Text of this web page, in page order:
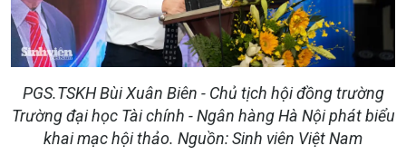
PGS.TSKH Bùi Xuân Biên - Chủ tịch hội đồng trường
Trường đại học Tài chính - Ngân hàng Hà Nội phát biểu
khai mạc hội thảo. Nguồn: Sinh viên Việt Nam